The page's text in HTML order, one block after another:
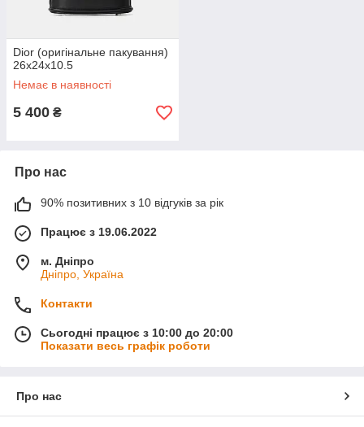
Dior (оригінальне пакування)
26x24x10.5
Немає в наявності
5 400 ₴
Про нас
90% позитивних з 10 відгуків за рік
Працює з 19.06.2022
м. Дніпро
Дніпро, Україна
Контакти
Сьогодні працює з 10:00 до 20:00
Показати весь графік роботи
Про нас